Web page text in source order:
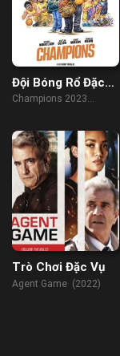
Đội Bóng Rổ Đặc
Biệt
Champions 2023
Trò Chơi Đặc Vụ
Agent Game (2022)